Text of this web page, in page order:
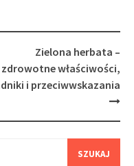
Zielona herbata –
zdrowotne właściwości,
i przeciwwskazania